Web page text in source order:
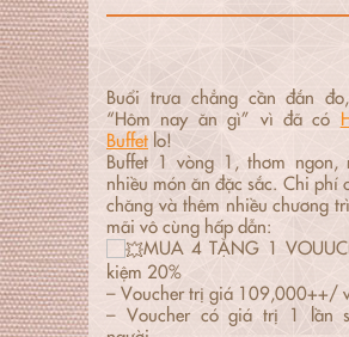
Buổi trưa chẳng cần đắn
“Hôm nay ăn gì” vì đã có
Buffet lo!
Buffet 1 vòng 1, thơm ngon,
nhiều món ăn đặc sắc. Chi phí
chăng và thêm nhiều chương
mãi vô cùng hấp dẫn:
MUA 4 TẶNG 1
kiệm 20%
– Voucher trị giá 109,000++/
– Voucher có giá trị 1 lần